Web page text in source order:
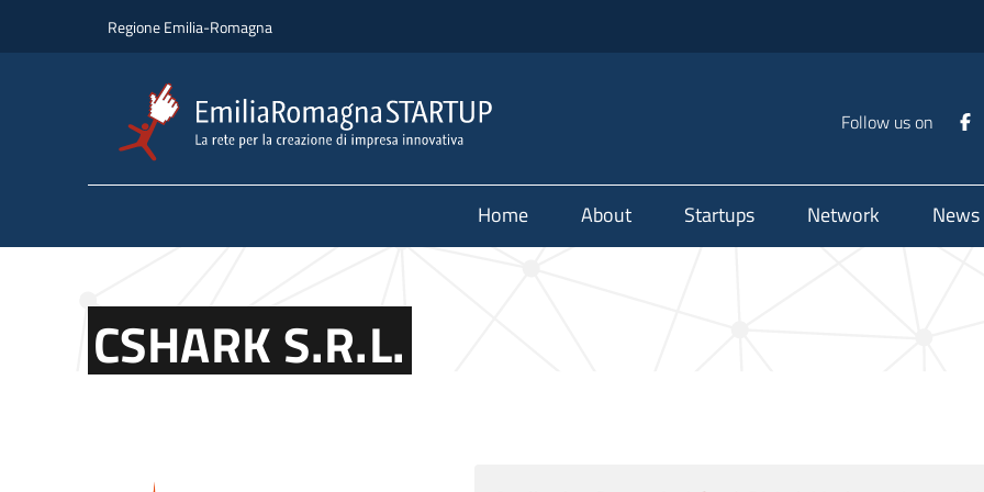
Regione Emilia-Romagna
Follow us on
Home About Startups Network News
CSHARK S.R.L.